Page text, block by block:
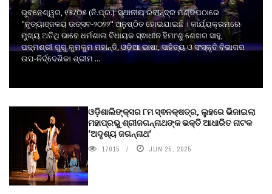
ଭୁବନେଶ୍ୱର, ୧୫/୦୫ (ନି.ପ୍ର.): ସ୍ଥାନୀୟ ରବୀନ୍ଦ୍ର ମଣ୍ଡପଠାରେ
"ନୃତ୍ୟାଞ୍ଜଳୟ ଉତ୍ସବ-୨୦୨୨" ଅନୁଷ୍ଠିତ ହୋଇଯାଇଛି । କାର୍ଯ୍ୟକ୍ରମରେ
ମୁଖ୍ୟ ଅତିଥି ଭାବେ ଧର୍ମଶାଳା ବିଧାୟକ ସ୍ଵାଧୀନ ହିମାଂଶୁ ଶେଖର ସାହୁ,
ପଦ୍ମଶ୍ରୀ ଗୁରୁ କୁମକୁମ ମହାନ୍ତି, ଓଡ଼ିଆ ଭାଷା, ସାହିତ୍ୟ ଓ ସଂସ୍କୃତି ବିଭାଗର
ଉପ-ନିର୍ଦ୍ଦେଶିକା ଶ୍ରୀମ ...
ଓଡ଼ିଶାଲିଙ୍କ୍ସର ୮ମ ସ୍ଵନକ୍ଷତ୍ର, ଲୁହରେ ଭିଜାଇଲା
ମହାପ୍ରଭୁ ଶ୍ରୀଜଗନ୍ନାଥଙ୍କ ଭକ୍ତି ଆଧାରିତ ନାଟକ
‘ଅଦୃଶ୍ୟ ଜଗନ୍ନାଥ‘
17015 JUN 25, 2025